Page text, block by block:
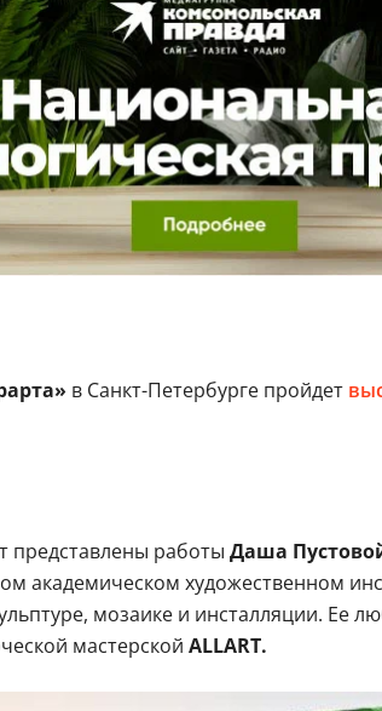
в Санкт-Петербурге пройдет
представлены работы Даша
академическом художественном
мозаике и инсталляции.
мастерской ALLART.